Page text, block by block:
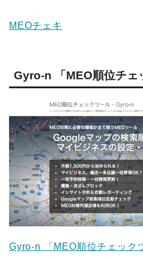
MEOチェキ
Gyro-n 「MEO順位チェ
Gyro-n 「MEO順位チェック